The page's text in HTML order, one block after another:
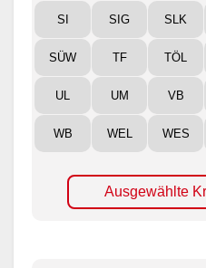
SI SIG SLK
SÜW TF TÖL
UL UM VB
WB WEL WES
Ausgewählte